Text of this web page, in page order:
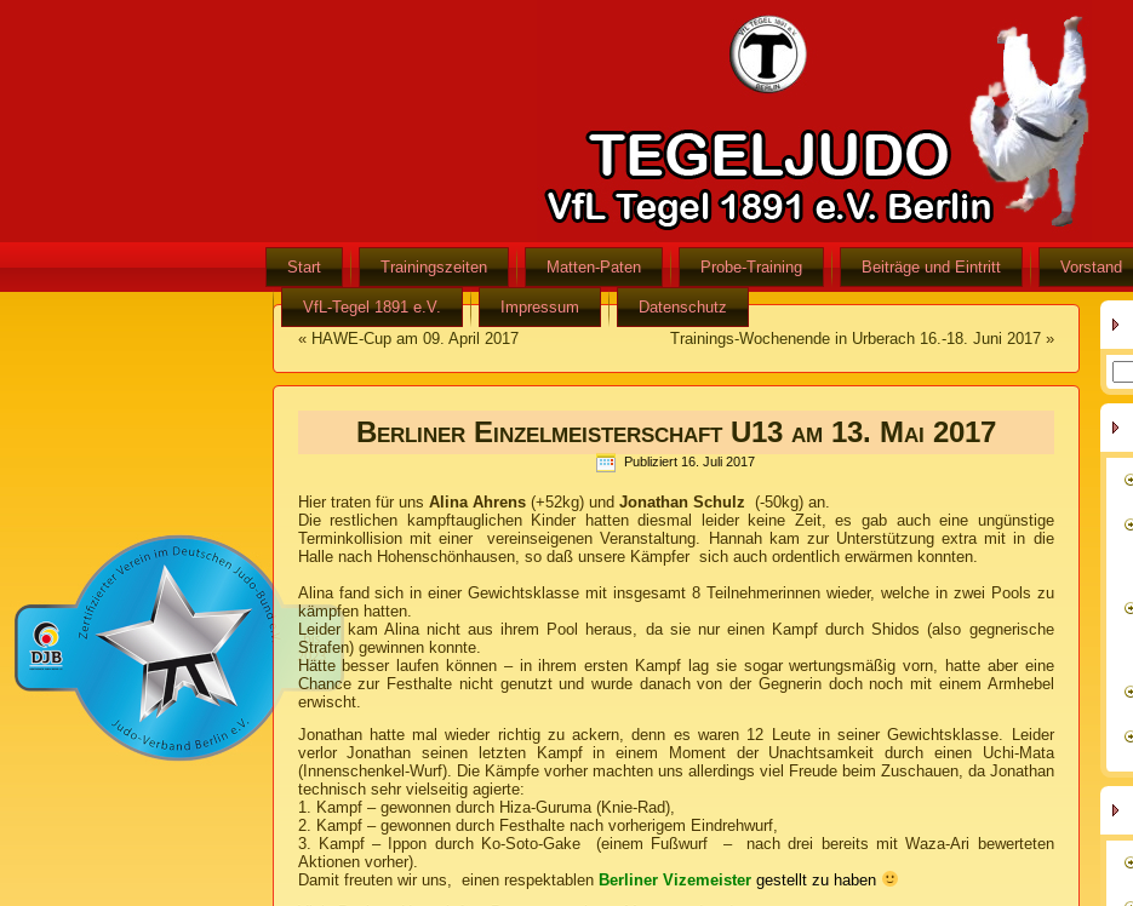
Start Trainingszeiten Matten-Paten Probe-Training Beiträge und Eintritt Vorstand
VfL-Tegel 1891 e.V. Impressum
Datenschutz
« HAWE-Cup am 09. April 2017 Trainings-Wochenende in Urberach 16.-18. Juni 2017»
Berliner Einzelmeisterschaft U13 am 13. Mai 2017
Publiziert 16. Juli 2017
Hier traten für uns Alina Ahrens(+52kg) und Jonathan Schulz (-50kg) an.
Die restlichen kampftauglichen Kinder hatten diesmal leider keine Zeit, es gab auch eine ungünstige
Terminkollision mit einer vereinseigenen Veranstaltung. Hannah kam zur Unterstützung extra mit in die
Halle nach Hohenschönhausen, so daß unsere Kämpfer sich auch ordentlich erwärmen konnten.
Alina fand sich in einer Gewichtsklasse mit insgesamt 8 Teilnehmerinnen wieder, welche in zwei Pools zu
kämpfen hatten.
Leider kam Alina nicht aus ihrem Pool heraus, da sie nur einen Kampf durch Shidos (also gegnerische
Strafen) gewinnen konnte.
Hätte besser laufen können – in ihrem ersten Kampf lag sie sogar wertungsmäßig vorn, hatte aber eine
Chance zur Festhalte nicht genutzt und wurde danach von der Gegnerin doch noch mit einem Armhebel
erwischt.
Jonathan hatte mal wieder richtig zu ackern, denn es waren 12 Leute in seiner Gewichtsklasse. Leider
verlor Jonathan seinen letzten Kampf in einem Moment der Unachtsamkeit durch einen Uchi-Mata
(Innenschenkel-Wurf). Die Kämpfe vorher machten uns allerdings viel Freude beim Zuschauen, da Jonathan
technisch sehr vielseitig agierte:
1. Kampf – gewonnen durch Hiza-Guruma (Knie-Rad),
2. Kampf – gewonnen durch Festhalte nach vorherigem Eindrehwurf,
3. Kampf – Ippon durch Ko-Soto-Gake (einem Fußwurf – nach drei bereits mit Waza-Ari bewerteten
Aktionen vorher).
Damit freuten wir uns, einen respektablen Berliner Vizemeister gestellt zu haben